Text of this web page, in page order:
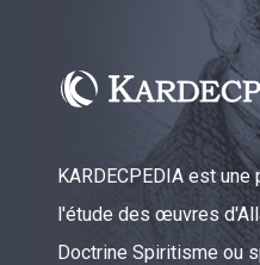
KARDECPEDIA est
l'étude des œuvres
Doctrine Spiritisme ou